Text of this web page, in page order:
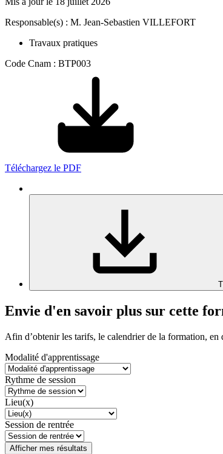
Responsable(s) : M. Jean-Sebastien VILLEFORT
Travaux pratiques
Code Cnam : BTP003
Téléchargez le PDF
Envie d'en savoir plus sur cette
Afin d’obtenir les tarifs, le calendrier de la formation,
Modalité d'apprentissage
Rythme de session
Lieu(x)
Session de rentrée
Afficher mes résultats